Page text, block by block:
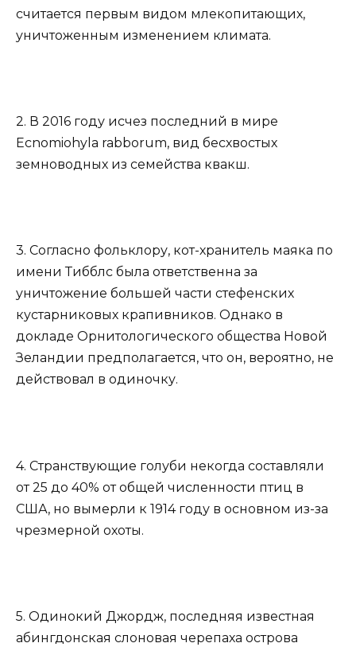
считается первым видом млекопитающих,
уничтоженным изменением климата.
2. В 2016 году исчез последний в мире
Ecnomiohyla rabborum, вид бесхвостых
земноводных из семейства квакш.
3. Согласно фольклору, кот-хранитель маяка по
имени Тибблс была ответственна за
уничтожение большей части стефенских
кустарниковых крапивников. Однако в
докладе Орнитологического общества Новой
Зеландии предполагается, что он, вероятно, не
действовал в одиночку.
4. Странствующие голуби некогда составляли
от 25 до 40% от общей численности птиц в
США, но вымерли к 1914 году в основном из-за
чрезмерной охоты.
5. Одинокий Джордж, последняя известная
абингдонская слоновая черепаха острова